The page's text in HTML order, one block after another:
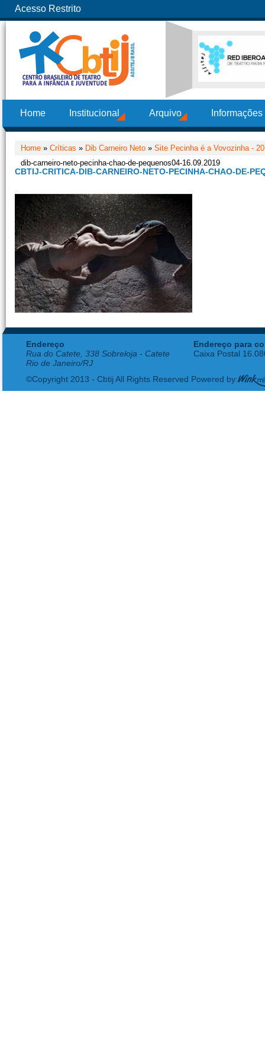
Acesso Restrito
Home Institucional Arquivo
Home » Críticas » Dib Carneiro Neto » Site Pecinha é a Vovozinha -
dib-carneiro-neto-pecinha-chao-de-pequenos04-16.09.2019
CBTIJ-CRITICA-DIB-CARNEIRO-NETO-PECINHA-CHAO-DE-
Endereço
Rua do Catete, 338 Sobreloja - Catete
Rio de Janeiro/RJ
Endereço para
Caixa Postal
©Copyright 2013 - Cbtij All Rights Reserved Powered by: